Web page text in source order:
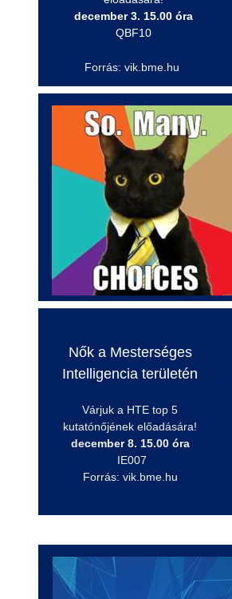
december 3. 15.00 óra
QBF10
Forrás: vik.bme.hu
Nők a Mesterséges
Intelligencia területén
Várjuk a HTE top 5
kutatónőjének előadására!
december 8. 15.00 óra
IE007
Forrás: vik.bme.hu